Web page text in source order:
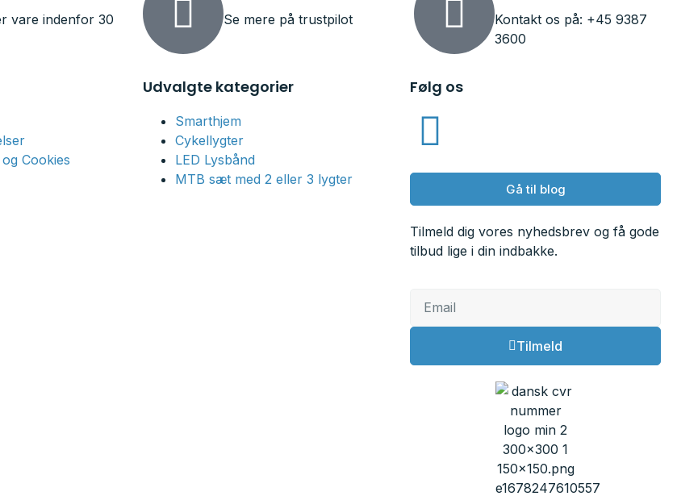
vare indenfor 30
Se mere på trustpilot
Kontakt os på: +45 9387
3600
Cookies
Udvalgte kategorier
Smarthjem
Cykellygter
LED Lysbånd
MTB sæt med 2 eller 3 lygter
Følg os
Gå til blog
Tilmeld dig vores nyhedsbrev og få gode
tilbud lige i din indbakke.
Tilmeld